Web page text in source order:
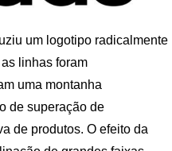
um logotipo radicalmente
linhas foram
uma montanha
de superação de
de produtos. O efeito da